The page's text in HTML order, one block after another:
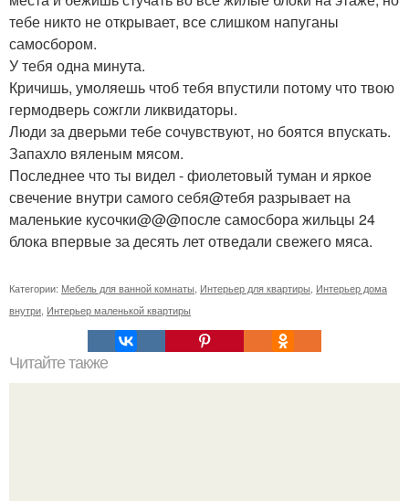
тебе никто не открывает, все слишком напуганы
самосбором.
У тебя одна минута.
Кричишь, умоляешь чтоб тебя впустили потому что твою
гермодверь сожгли ликвидаторы.
Люди за дверьми тебе сочувствуют, но боятся впускать.
Запахло вяленым мясом.
Последнее что ты видел - фиолетовый туман и яркое
свечение внутри самого себя@тебя разрывает на
маленькие кусочки@@@после самосбора жильцы 24
блока впервые за десять лет отведали свежего мяса.
Категории: Мебель для ванной комнаты Интерьер для квартиры Интерьер дома
внутри Интерьер маленькой квартиры
Читайте также